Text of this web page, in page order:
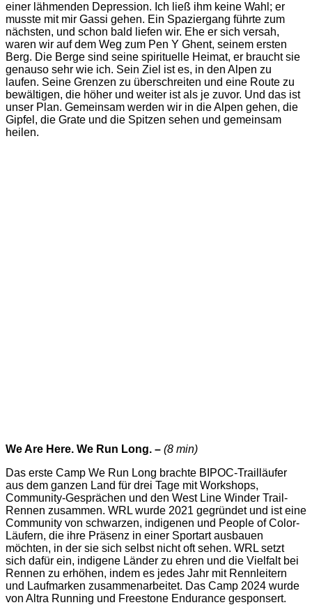
einer lähmenden Depression. Ich ließ ihm keine Wahl; er
musste mit mir Gassi gehen. Ein Spaziergang führte zum
nächsten, und schon bald liefen wir. Ehe er sich versah,
waren wir auf dem Weg zum Pen Y Ghent, seinem ersten
Berg. Die Berge sind seine spirituelle Heimat, er braucht sie
genauso sehr wie ich. Sein Ziel ist es, in den Alpen zu
laufen. Seine Grenzen zu überschreiten und eine Route zu
bewältigen, die höher und weiter ist als je zuvor. Und das ist
unser Plan. Gemeinsam werden wir in die Alpen gehen, die
Gipfel, die Grate und die Spitzen sehen und gemeinsam
heilen.
We Are Here. We Run Long. – (8 min)
Das erste Camp We Run Long brachte BIPOC-Trailläufer
aus dem ganzen Land für drei Tage mit Workshops,
Community-Gesprächen und den West Line Winder Trail-
Rennen zusammen. WRL wurde 2021 gegründet und ist eine
Community von schwarzen, indigenen und People of Color-
Läufern, die ihre Präsenz in einer Sportart ausbauen
möchten, in der sie sich selbst nicht oft sehen. WRL setzt
sich dafür ein, indigene Länder zu ehren und die Vielfalt bei
Rennen zu erhöhen, indem es jedes Jahr mit Rennleitern
und Laufmarken zusammenarbeitet. Das Camp 2024 wurde
von Altra Running und Freestone Endurance gesponsert.